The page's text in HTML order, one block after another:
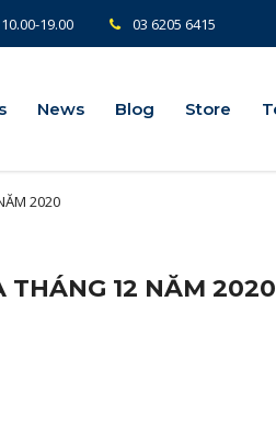
19.00 03 6205 6415
News Blog Store
News Blog Store
2020
THÁNG 12 NĂM 2020